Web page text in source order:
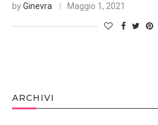
byGinevra Maggio 1, 2021
ARCHIVI